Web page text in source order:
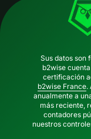
Sus datos son
b2wise
certificación
b2wise France.
anualmente a
más reciente,
contadores
nuestros